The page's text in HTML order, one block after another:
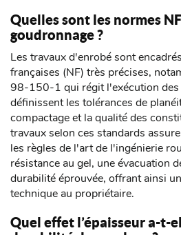
Quelles sont les normes
goudronnage ?
Les travaux d'enrobé sont
françaises (NF) très précises,
98-150-1 qui régit l'exécution des
définissent les tolérances de
compactage et la qualité des
travaux selon ces standards
les règles de l'art de l'ingénierie
résistance au gel, une évacuation
durabilité éprouvée, offrant ainsi
technique au propriétaire.
Quel effet l’épaisseur a-t-